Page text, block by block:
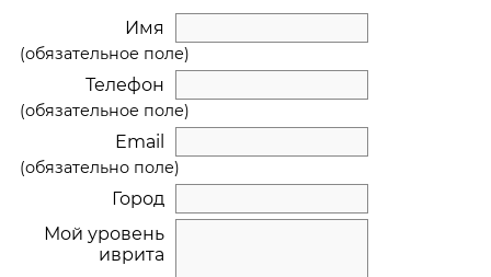
Имя
(обязательное поле)
Телефон
(обязательное поле)
Email
(обязательно поле)
Город
Мой уровень
иврита